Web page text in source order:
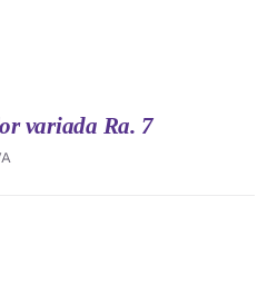
variada Ra. 7